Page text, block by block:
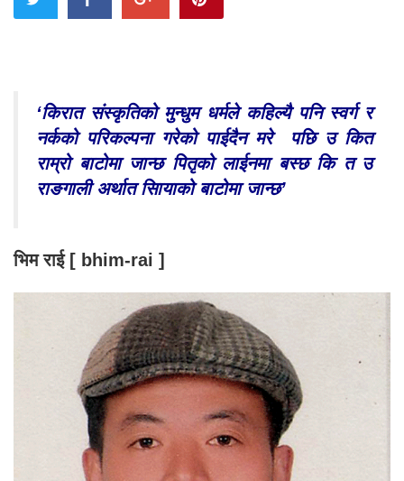
‘किरात संस्कृतिको मुन्धुम धर्मले कहिल्यै पनि स्वर्ग र
नर्कको परिकल्पना गरेको पाईदैन मरे पछि उ कित
राम्रो बाटोमा जान्छ पितृको लाईनमा बस्छ कि त उ
राङगाली अर्थात सिायाको बाटोमा जान्छ’
भिम राई [ bhim-rai ]